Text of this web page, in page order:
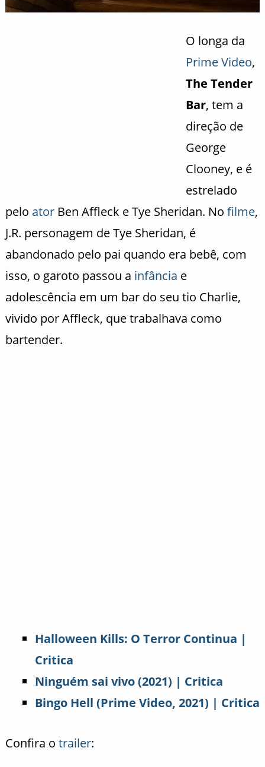
O longa da
Prime Video,
The Tender
Bar, tem a
direção de
George
Clooney, e é
estrelado
pelo atorBen Affleck e Tye Sheridan. No filme,
J.R. personagem de Tye Sheridan, é
abandonado pelo pai quando era bebê, com
isso, o garoto passou a infância e
adolescência em um bar do seu tio Charlie,
vivido por Affleck, que trabalhava como
bartender.
Halloween Kills: O Terror Continua |
Critica
Ninguém sai vivo (2021) | Critica
Bingo Hell (Prime Video, 2021) | Critica
Confira o trailer: